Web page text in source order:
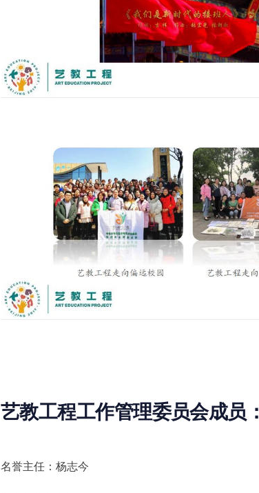
艺教工程工作管理委员会成员：
名誉主任：杨志今